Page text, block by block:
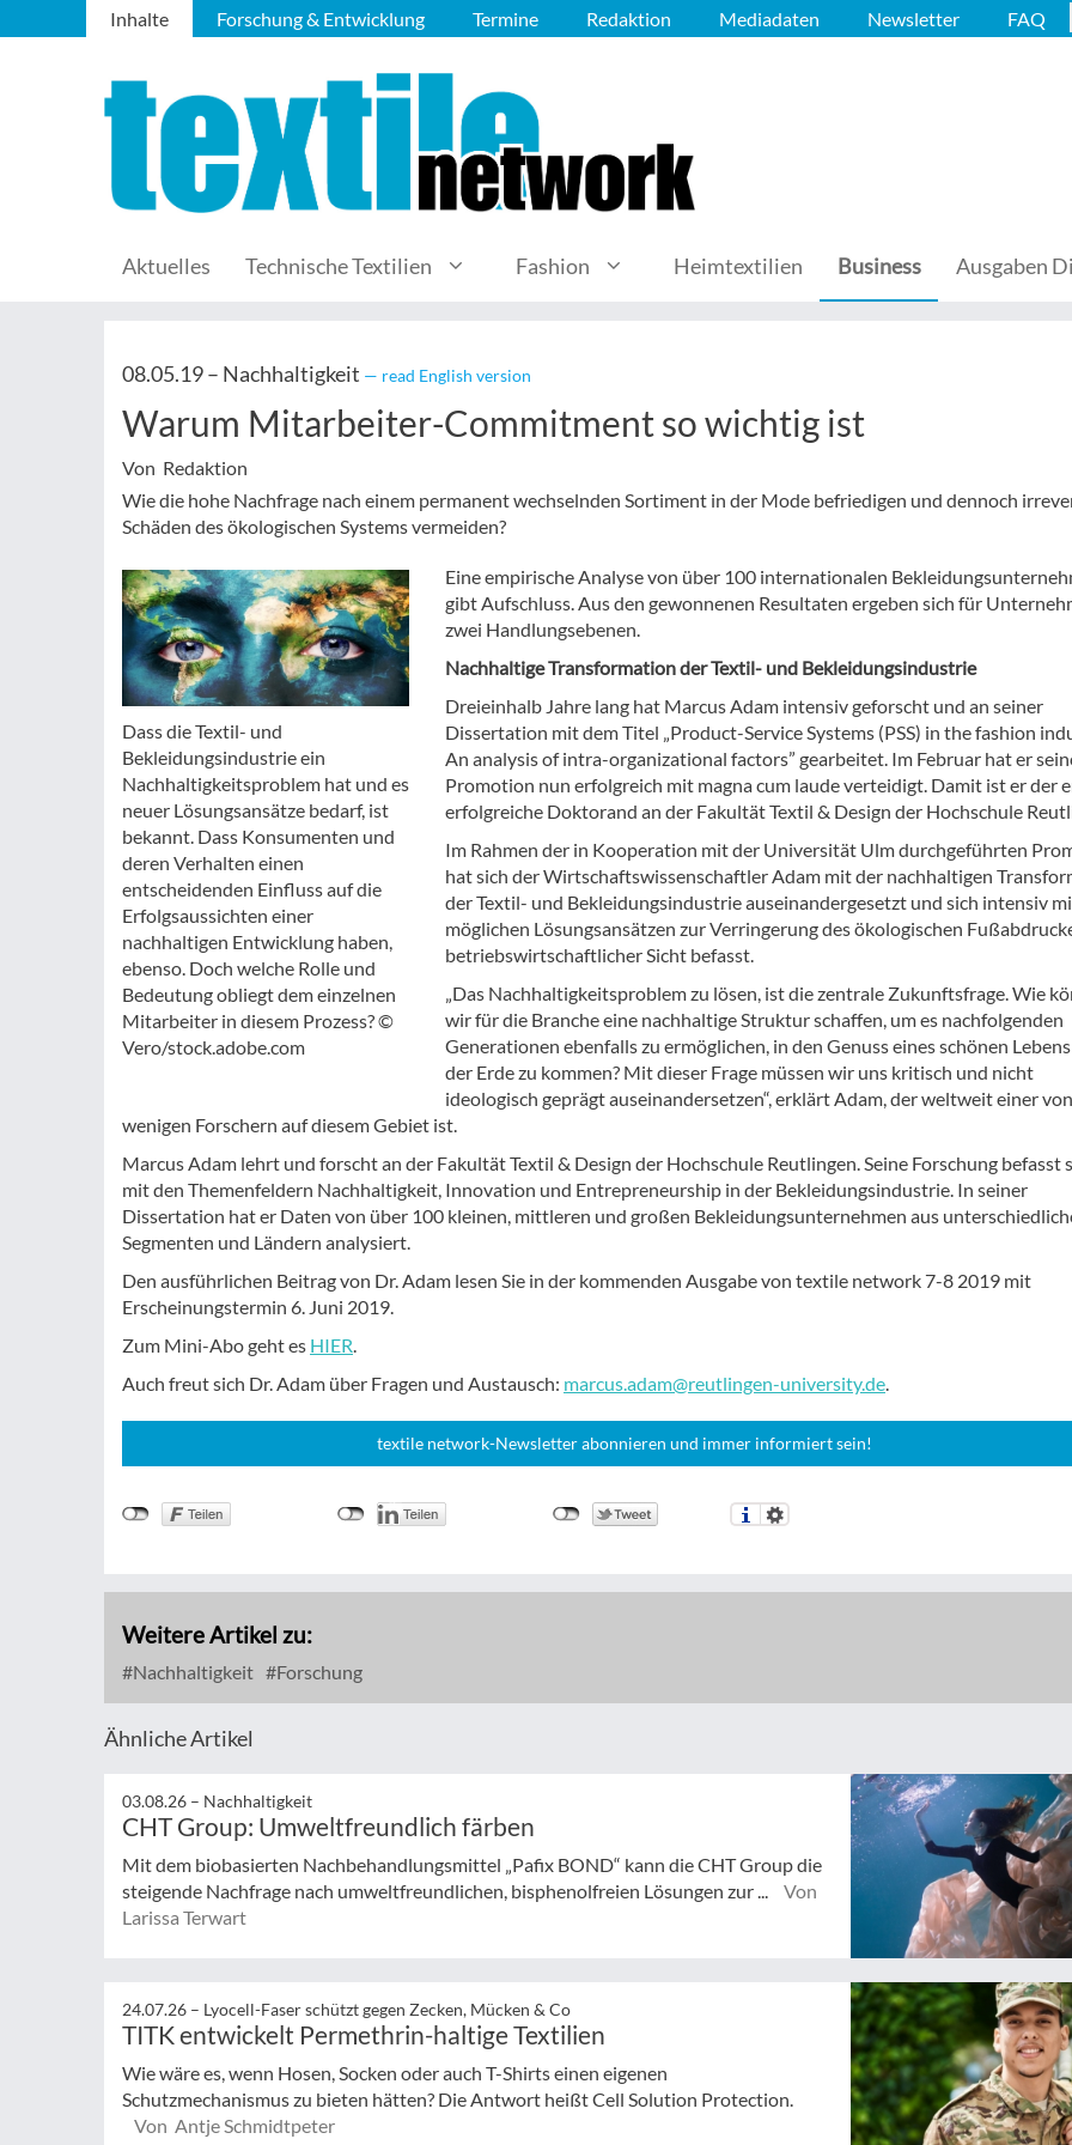
Inhalte Forschung & Entwicklung Termine Redaktion Mediadaten Newsletter FAQ
Aktuelles Technische Textilien Fashion Heimtextilien Business Ausgaben
08.05.19 – Nachhaltigkeit — read English version
Warum Mitarbeiter-Commitment so wichtig ist
Von Redaktion
Wie die hohe Nachfrage nach einem permanent wechselnden Sortiment in der Mode befriedigen und dennoch
Schäden des ökologischen Systems vermeiden?
Dass die Textil- und
Bekleidungsindustrie ein
Nachhaltigkeitsproblem hat und es
neuer Lösungsansätze bedarf, ist
bekannt. Dass Konsumenten und
deren Verhalten einen
entscheidenden Einfluss auf die
Erfolgsaussichten einer
nachhaltigen Entwicklung haben,
ebenso. Doch welche Rolle und
Bedeutung obliegt dem einzelnen
Mitarbeiter in diesem Prozess? ©
Vero/stock.adobe.com
Eine empirische Analyse von über 100 internationalen
gibt Aufschluss. Aus den gewonnenen Resultaten ergeben sich für
zwei Handlungsebenen.
Nachhaltige Transformation der Textil- und Bekleidungsindustrie
Dreieinhalb Jahre lang hat Marcus Adam intensiv geforscht und an seiner
Dissertation mit dem Titel „Product-Service Systems (PSS) in the fashion
An analysis of intra-organizational factors” gearbeitet. Im Februar hat er
Promotion nun erfolgreich mit magna cum laude verteidigt. Damit ist er der
erfolgreiche Doktorand an der Fakultät Textil & Design der Hochschule
Im Rahmen der in Kooperation mit der Universität Ulm durchgeführten
hat sich der Wirtschaftswissenschaftler Adam mit der nachhaltigen
der Textil- und Bekleidungsindustrie auseinandergesetzt und sich intensiv
möglichen Lösungsansätzen zur Verringerung des ökologischen
betriebswirtschaftlicher Sicht befasst.
„Das Nachhaltigkeitsproblem zu lösen, ist die zentrale Zukunftsfrage. Wie
wir für die Branche eine nachhaltige Struktur schaffen, um es nachfolgenden
Generationen ebenfalls zu ermöglichen, in den Genuss eines schönen
der Erde zu kommen? Mit dieser Frage müssen wir uns kritisch und nicht
ideologisch geprägt auseinandersetzen“, erklärt Adam, der weltweit einer
wenigen Forschern auf diesem Gebiet ist.
Marcus Adam lehrt und forscht an der Fakultät Textil & Design der Hochschule Reutlingen. Seine Forschung befasst
mit den Themenfeldern Nachhaltigkeit, Innovation und Entrepreneurship in der Bekleidungsindustrie. In seiner
Dissertation hat er Daten von über 100 kleinen, mittleren und großen Bekleidungsunternehmen aus
Segmenten und Ländern analysiert.
Den ausführlichen Beitrag von Dr. Adam lesen Sie in der kommenden Ausgabe von textile network 7-8 2019 mit
Erscheinungstermin 6. Juni 2019.
Zum Mini-Abo geht es HIER.
Auch freut sich Dr. Adam über Fragen und Austausch: marcus.adam@reutlingen-university.de.
textile network-Newsletter abonnieren und immer informiert sein!
Weitere Artikel zu:
Nachhaltigkeit Forschung
Ähnliche Artikel
03.08.26 – Nachhaltigkeit
CHT Group: Umweltfreundlich färben
Mit dem biobasierten Nachbehandlungsmittel „Pafix BOND“ kann die CHT Group die
steigende Nachfrage nach umweltfreundlichen, bisphenolfreien Lösungen zur ...
Von
Larissa Terwart
24.07.26 – Lyocell-Faser schützt gegen Zecken, Mücken & Co
TITK entwickelt Permethrin-haltige Textilien
Wie wäre es, wenn Hosen, Socken oder auch T-Shirts einen eigenen
Schutzmechanismus zu bieten hätten? Die Antwort heißt Cell Solution Protection.
Von Antje Schmidtpeter